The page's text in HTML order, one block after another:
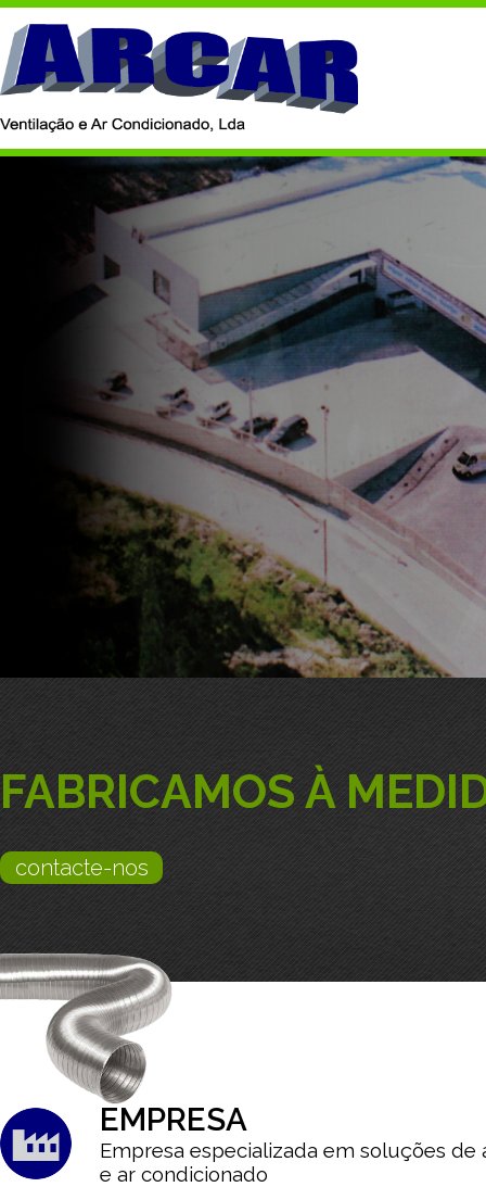
FABRICAMOS À
contacte-nos
EMPRESA
Empresa especializada em soluções
e ar condicionado